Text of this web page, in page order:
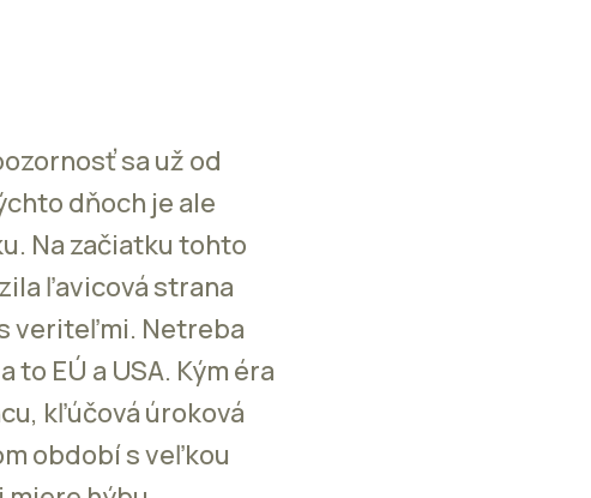
sa už od
dňoch je ale
Na začiatku tohto
ľavicová strana
veriteľmi. Netreba
EÚ a USA. Kým éra
kľúčová úroková
období s veľkou